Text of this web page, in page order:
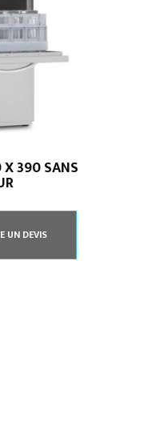
X 390 SANS
UN DEVIS